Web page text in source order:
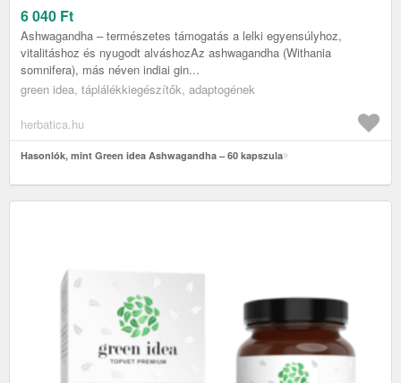
6 040 Ft
Ashwagandha – természetes támogatás a lelki egyensúlyhoz,
vitalitáshoz és nyugodt alváshozAz ashwagandha (Withania
somnifera), más néven indiai gin...
green idea, táplálékkiegészítők, adaptogének
herbatica.hu
Hasonlók, mint Green idea Ashwagandha – 60 kapszula